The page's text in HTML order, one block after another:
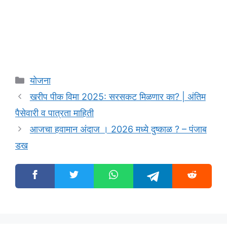
Categories
योजना
खरीप पीक विमा 2025: सरसकट मिळणार का? | अंतिम
पैसेवारी व पात्रता माहिती
आजचा हवामान अंदाज । 2026 मध्ये दुष्काळ ? – पंजाब
डख